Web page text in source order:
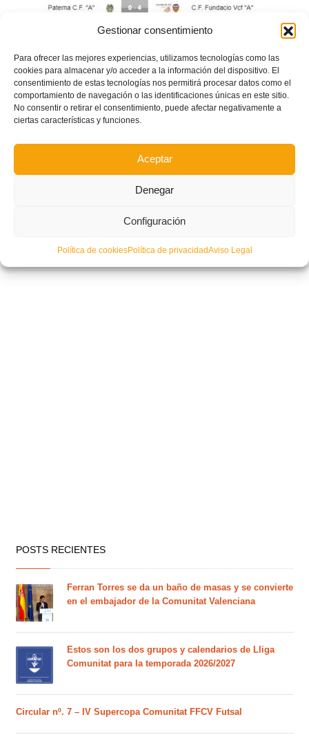
Gestionar consentimiento
Para ofrecer las mejores experiencias, utilizamos tecnologías como las
cookies para almacenar y/o acceder a la información del dispositivo. El
consentimiento de estas tecnologías nos permitirá procesar datos como el
comportamiento de navegación o las identificaciones únicas en este sitio.
No consentir o retirar el consentimiento, puede afectar negativamente a
ciertas características y funciones.
Aceptar
Denegar
Configuración
Política de cookiesPolítica de privacidadAviso Legal
San José – San Marcelino: Partido de la jornada en LAC
POSTS RECIENTES
Ferran Torres se da un baño de masas y se convierte
en el embajador de la Comunitat Valenciana
Estos son los dos grupos y calendarios de Lliga
Comunitat para la temporada 2026/2027
Circular nº. 7 – IV Supercopa Comunitat FFCV Futsal